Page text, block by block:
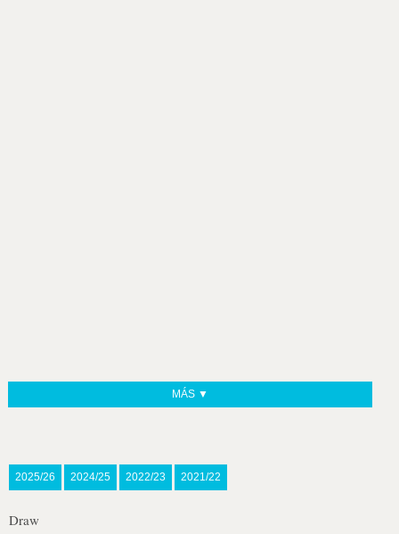
MÁS ▼
2025/26 2024/25 2022/23 2021/22
Draw